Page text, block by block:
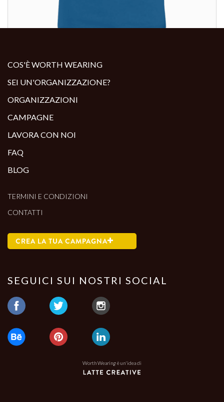
COS'È WORTH WEARING
SEI UN'ORGANIZZAZIONE?
ORGANIZZAZIONI
CAMPAGNE
LAVORA CON NOI
FAQ
BLOG
TERMINI E CONDIZIONI
CONTATTI
CREA LA TUA CAMPAGNA
SEGUICI SUI NOSTRI SOCIAL
Worth Wearing è un'idea di